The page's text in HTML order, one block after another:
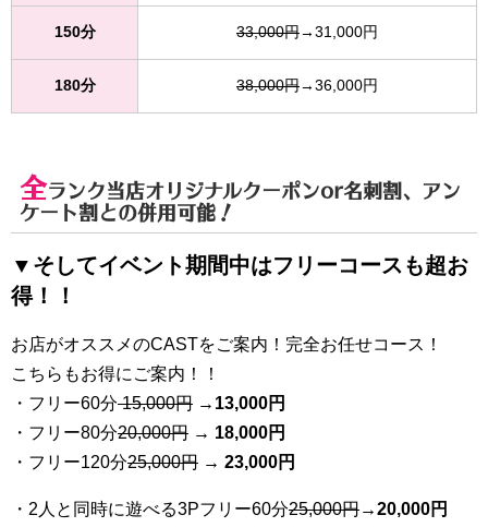
150分 33,000円→31,000円
180分 38,000円→36,000円
全ランク当店オリジナルクーポンor名刺割、アン
ケート割との併用可能！
▼そしてイベント期間中はフリーコースも超お
得！！
お店がオススメのCASTをご案内！完全お任せコース！
こちらもお得にご案内！！
・フリー60分15,000円 → 13,000円
・フリー80分20,000円 → 18,000円
・フリー120分25,000円 → 23,000円
・2人と同時に遊べる3Pフリー60分25,000円→20,000円